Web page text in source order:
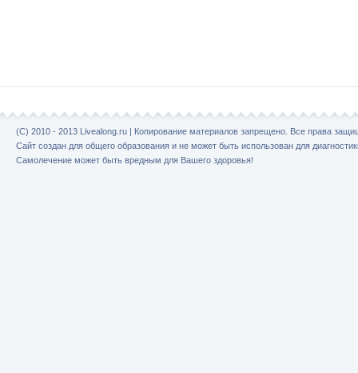
(C) 2010 - 2013 Livealong.ru | Копирование материалов запрещено. Все права
Сайт создан для общего образования и не может быть использован для
Самолечение может быть вредным для Вашего здоровья!